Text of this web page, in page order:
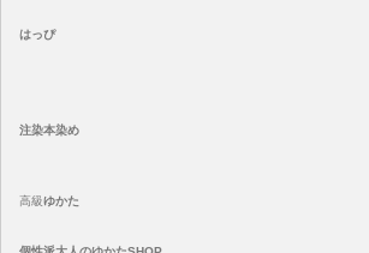
はっぴ
注染本染め
高級ゆかた